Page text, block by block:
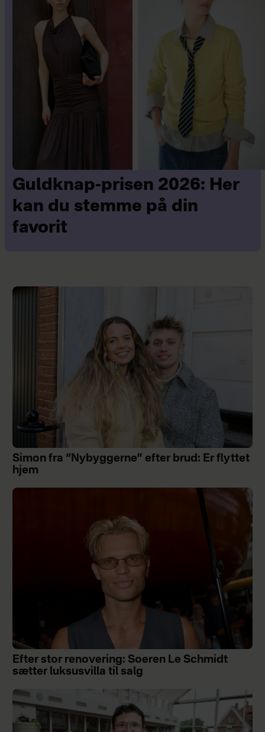
Guldknap-prisen 2026: Her
kan du stemme på din
favorit
Simon fra “Nybyggerne” efter brud: Er flyttet
hjem
Efter stor renovering: Soeren Le Schmidt
sætter luksusvilla til salg